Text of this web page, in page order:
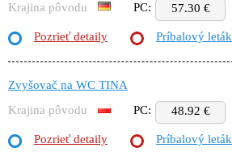
Krajina pôvodu
PC: 57.30 €
Pozrieť detaily Príbalový leták
Zvyšovač na WC TINA
Krajina pôvodu
PC: 48.92 €
Pozrieť detaily Príbalový leták